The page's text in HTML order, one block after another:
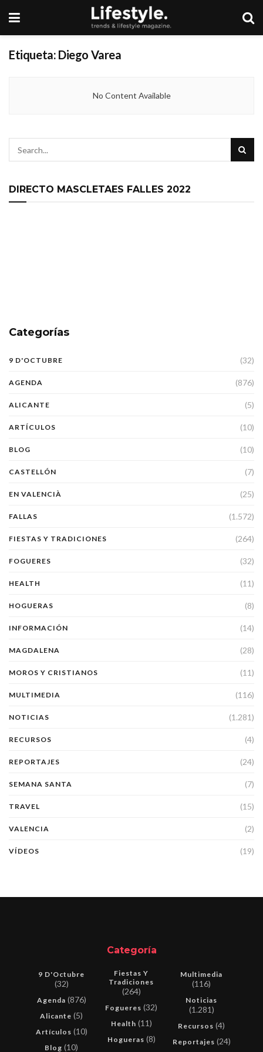
Etiqueta: Diego Varea
No Content Available
DIRECTO MASCLETAES FALLES 2022
Categorías
9 D'OCTUBRE (32)
AGENDA (876)
ALICANTE (5)
ARTÍCULOS (10)
BLOG (10)
CASTELLÓN (7)
EN VALENCIÀ (25)
FALLAS (1.572)
FIESTAS Y TRADICIONES (264)
FOGUERES (32)
HEALTH (11)
HOGUERAS (8)
INFORMACIÓN (14)
MAGDALENA (28)
MOROS Y CRISTIANOS (11)
MULTIMEDIA (116)
NOTICIAS (1.281)
RECURSOS (4)
REPORTAJES (24)
SEMANA SANTA (7)
TRAVEL (15)
VALENCIA (2)
VÍDEOS (19)
Categoría
9 D'Octubre
(32)
Agenda (876)
Alicante (5)
Artículos (10)
Blog (10)
Fiestas Y
Tradiciones
(264)
Fogueres (32)
Health (11)
Hogueras (8)
Multimedia
(116)
Noticias
(1.281)
Recursos (4)
Reportajes (24)